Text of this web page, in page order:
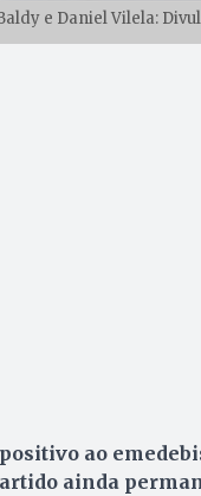
e Daniel Vilela:
ao
ainda